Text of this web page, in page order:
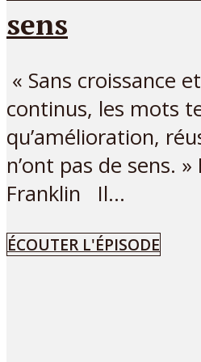
sens
« Sans croissance
continus, les mots
qu’amélioration,
n’ont pas de sens.
Franklin Il...
ÉCOUTER L'ÉPISODE